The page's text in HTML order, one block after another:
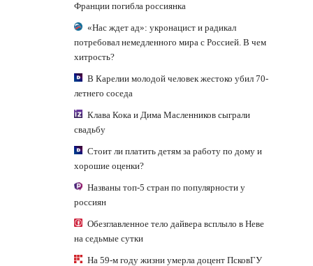
Франции погибла россиянка
«Нас ждет ад»: укронацист и радикал
потребовал немедленного мира с Россией. В чем
хитрость?
В Карелии молодой человек жестоко убил 70-
летнего соседа
Клава Кока и Дима Масленников сыграли
свадьбу
Стоит ли платить детям за работу по дому и
хорошие оценки?
Названы топ-5 стран по популярности у
россиян
Обезглавленное тело дайвера всплыло в Неве
на седьмые сутки
На 59-м году жизни умерла доцент ПсковГУ